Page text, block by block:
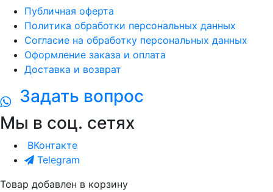
Публичная оферта
Политика обработки персональных данных
Согласие на обработку персональных данных
Оформление заказа и оплата
Доставка и возврат
Задать вопрос
Мы в соц. сетях
ВКонтакте
Telegram
Товар добавлен в корзину